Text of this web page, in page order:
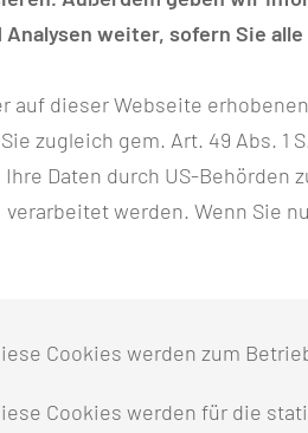
UND
Analysen weiter, sofern Sie
auf dieser Webseite
zugleich gem. Art. 49 Abs. 1
Daten durch US-
werden. Wenn Sie
Cookies werden zum
Cookies werden für die